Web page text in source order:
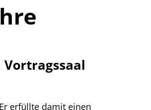
Vortragssaal
erfüllte damit einen